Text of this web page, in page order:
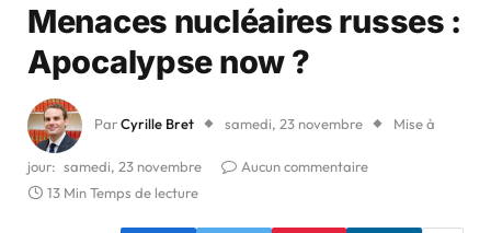
Menaces nucléaires russes :
Apocalypse now ?
ParCyrille Bret samedi, 23 novembre Mise à
jour: samedi, 23 novembre
Aucun commentaire
13 Min Temps de lecture